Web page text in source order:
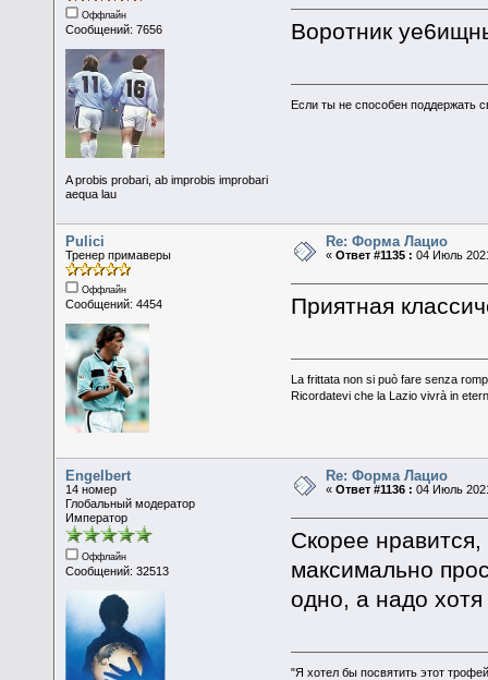
Оффлайн
Сообщений: 7656
A probis probari, ab improbis improbari
aequa lau
Воротник
Если ты не способен поддержать
Pulici
Тренер примаверы
Оффлайн
Сообщений: 4454
Re: Форма Лацио
«Ответ #1135 : 04 Июль
Приятная
La frittata non si può fare senza
Ricordatevi che la Lazio vivrà in
Engelbert
14 номер
Глобальный модератор
Император
Оффлайн
Сообщений: 32513
Re: Форма Лацио
«Ответ #1136 : 04 Июль
Скорее
максимально
одно, а надо
"Я хотел бы посвятить этот